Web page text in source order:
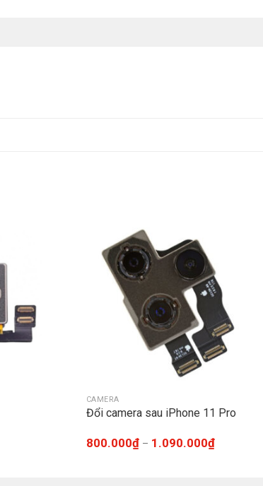
CAMERA
Đổi camera sau iPhone 11 Pro
800.000₫– 1.090.000₫